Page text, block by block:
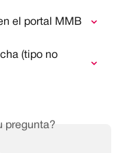
el portal MMB
(tipo no
pregunta?